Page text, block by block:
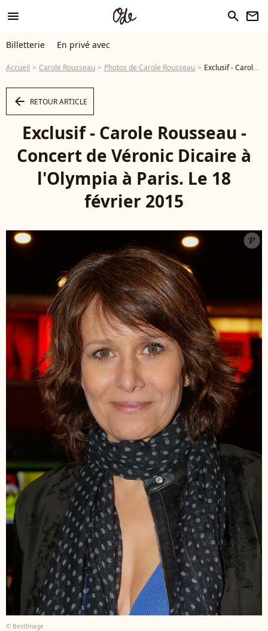
menu search newsletter
Billetterie En privé avec
Accueil Carole Rousseau Photos de Carole Rousseau Exclusif - Carole Rousseau - Concert de Véronic Dicaire à l'Olympia à Paris. Le 18 février 2015 - Photo
arrow_left RETOUR ARTICLE
Exclusif - Carole Rousseau -
Concert de Véronic Dicaire à
l'Olympia à Paris. Le 18
février 2015
© BestImage